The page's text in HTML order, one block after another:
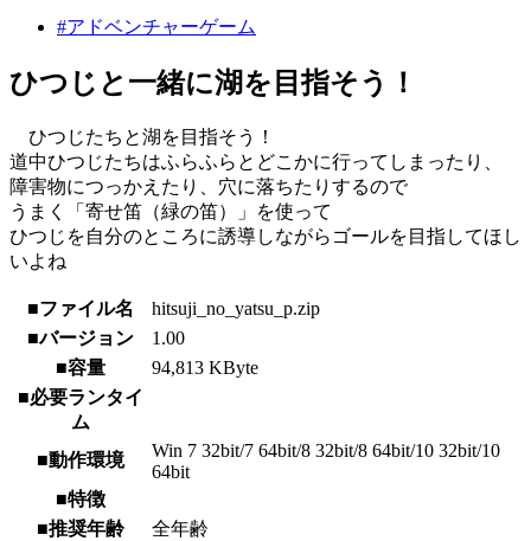
#アドベンチャーゲーム
ひつじと一緒に湖を目指そう！
ひつじたちと湖を目指そう！
道中ひつじたちはふらふらとどこかに行ってしまったり、
障害物につっかえたり、穴に落ちたりするので
うまく「寄せ笛（緑の笛）」を使って
ひつじを自分のところに誘導しながらゴールを目指してほし
いよね
■ファイル名
hitsuji_no_yatsu_p.zip
■バージョン
1.00
■容量
94,813 KByte
■必要ランタイ
ム
■動作環境
Win 7 32bit/7 64bit/8 32bit/8 64bit/10 32bit/10
64bit
■特徴
■推奨年齢
全年齢